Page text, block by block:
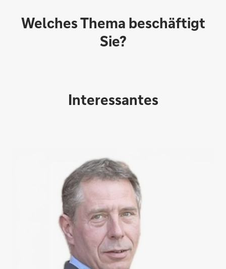
Welches Thema beschäftigt
Sie?
Direktabschluss möglich
Konto eröffnen
Interessantes